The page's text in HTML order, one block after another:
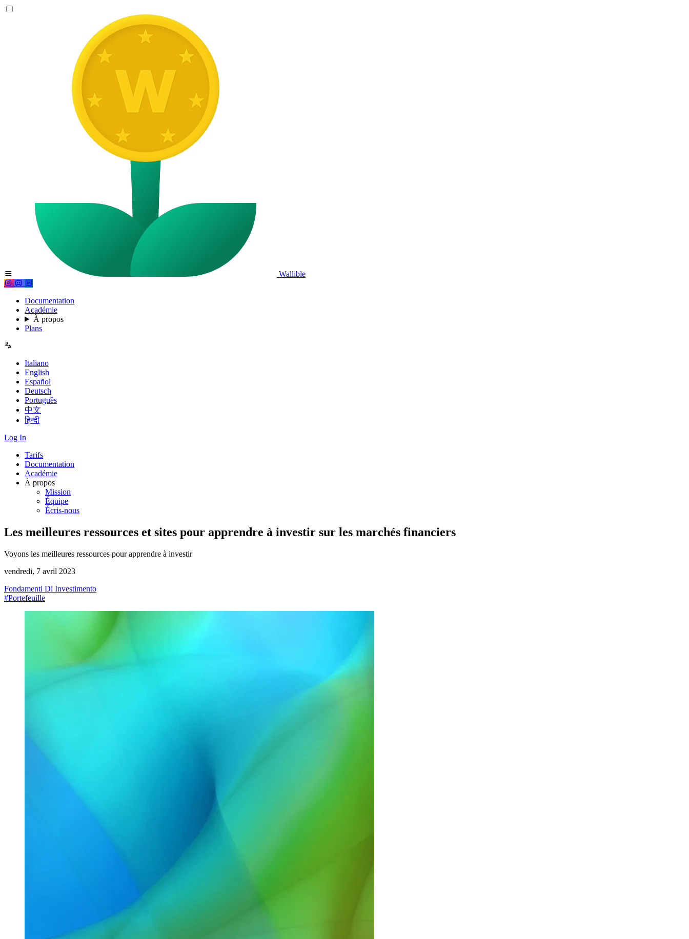
Wallible
Documentation
Académie
À propos
Plans
Italiano
English
Español
Deutsch
Português
中文
हिन्दी
Log In
Tarifs
Documentation
Académie
À propos
Mission
Équipe
Écris-nous
Les meilleures ressources et sites pour apprendre à investir sur les marchés financiers
Voyons les meilleures ressources pour apprendre à investir
vendredi, 7 avril 2023
Fondamenti Di Investimento
#Portefeuille